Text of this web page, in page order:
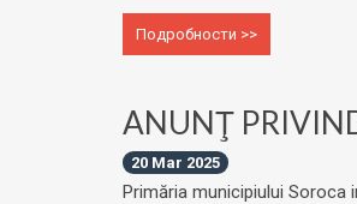
Подробности >>
ANUNŢ
20 Mar 2025
Primăria municipiului